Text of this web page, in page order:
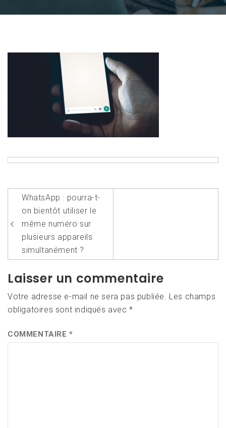
Navigation
de
l’article
WhatsApp : pourra-t-
on bientôt utiliser le
même numéro sur
plusieurs appareils
simultanément ?
Laisser un commentaire
Votre adresse e-mail ne sera pas publiée. Les champs
obligatoires sont indiqués avec*
COMMENTAIRE*